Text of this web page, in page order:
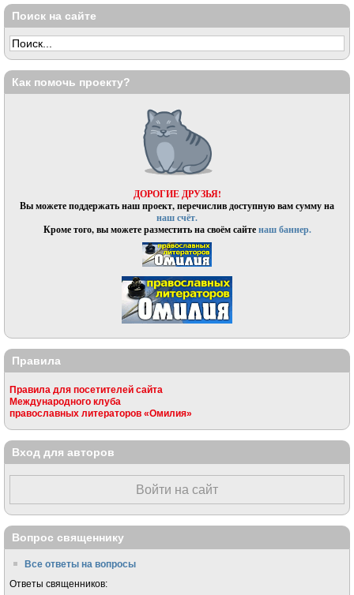
Поиск на сайте
Как помочь проекту?
ДОРОГИЕ ДРУЗЬЯ!
Вы можете поддержать наш проект, перечислив доступную вам сумму на
наш счёт.
Кроме того, вы можете разместить на своём сайтенаш баннер.
Правила
Правила для посетителей сайта
Международного клуба
православных литераторов «Омилия»
Вход для авторов
Войти на сайт
Вопрос священнику
Все ответы на вопросы
Ответы священников: